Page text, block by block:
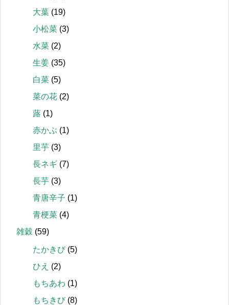
大葉 (19)
小松菜 (3)
水菜 (2)
生姜 (35)
白菜 (5)
菜の花 (2)
蕗 (1)
赤かぶ (1)
里芋 (3)
長ネギ (7)
長芋 (3)
青唐辛子 (1)
青梗菜 (4)
雑穀 (59)
たかきび(5)
ひえ (2)
もちあわ (1)
もちきび(8)